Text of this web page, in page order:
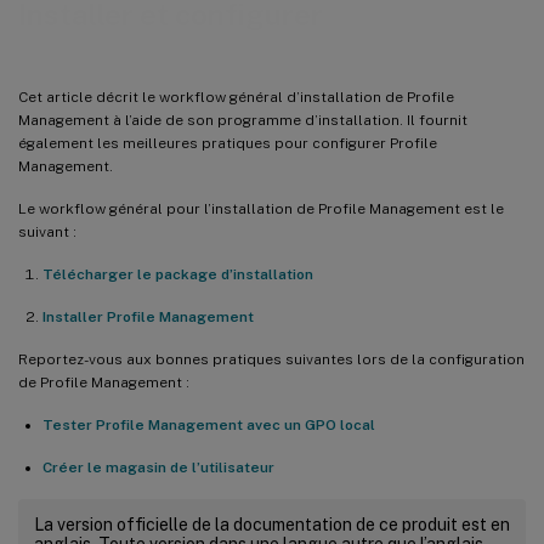
Cet article décrit le workflow général d’installation de Profile
Management à l’aide de son programme d’installation. Il fournit
également les meilleures pratiques pour configurer Profile
Management.
Le workflow général pour l’installation de Profile Management est le
suivant :
Télécharger le package d’installation
Installer Profile Management
Reportez-vous aux bonnes pratiques suivantes lors de la configuration
de Profile Management :
Tester Profile Management avec un GPO local
Créer le magasin de l’utilisateur
La version officielle de la documentation de ce produit est en